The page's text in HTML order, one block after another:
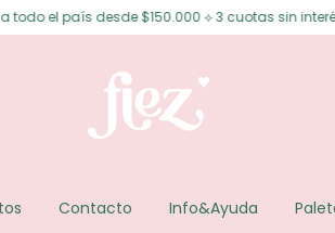
el país desde $150.000 ⟡ 3 cuotas sin interés ⟡
Contacto Info&Ayuda